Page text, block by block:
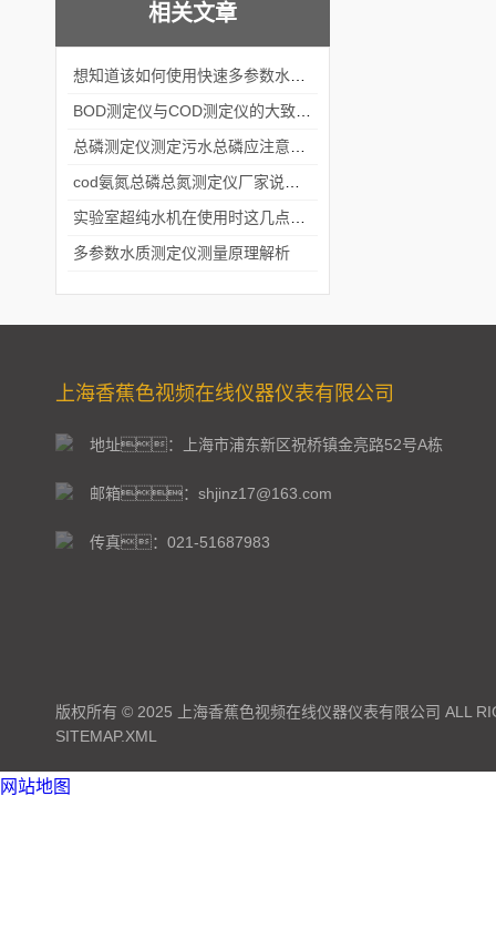
相关文章
多参数水质测定仪测量原理解析
上海香蕉色视频在线仪器仪表有限公司
地址：上海市浦东新区祝桥镇金亮路52号A栋
邮箱：shjinz17@163.com
传真：021-51687983
版权所有 © 2025 上海香蕉色视频在线仪器仪表有限公司 ALL
SITEMAP.XML
网站地图